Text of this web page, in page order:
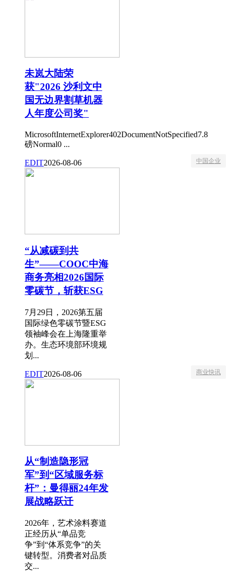
未岚大陆荣
获"2026 沙利文中
国无边界割草机器
人年度公司奖"
MicrosoftInternetExplorer402DocumentNotSpecified7.8
磅Normal0 ...
EDIT2026-08-06 中国企业
“从减碳到共
生”——COOC中海
商务亮相2026国际
零碳节，斩获ESG
7月29日，2026第五届
国际绿色零碳节暨ESG
领袖峰会在上海隆重举
办。生态环境部环境规
划...
EDIT2026-08-06 商业快讯
从“制造隐形冠
军”到“区域服务标
杆”：曼得丽24年发
展战略跃迁
2026年，艺术涂料赛道
正经历从“单品竞
争”到“体系竞争”的关
键转型。消费者对品质
交...